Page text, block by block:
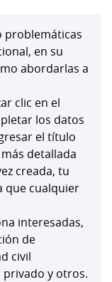
problemáticas
en su
abordarlas a
clic en el
los datos
el título
detallada
creada, tu
que cualquier
interesadas,
de
civil
privado y otros.